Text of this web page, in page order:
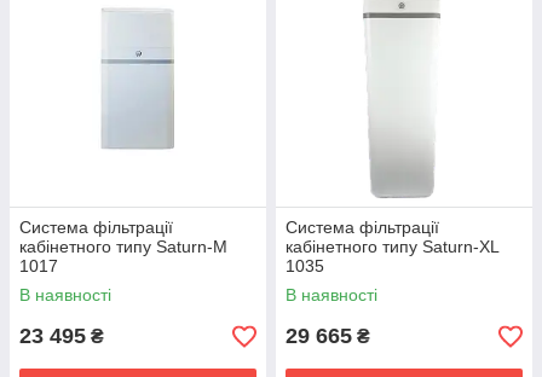
Система фільтрації
кабінетного типу Saturn-M
1017
В наявності
23 495 ₴
Система фільтрації
кабінетного типу Saturn-XL
1035
В наявності
29 665 ₴